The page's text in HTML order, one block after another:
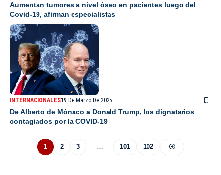
Aumentan tumores a nivel óseo en pacientes luego del
Covid-19, afirman especialistas
INTERNACIONALES19 De Marzo De 2025
De Alberto de Mónaco a Donald Trump, los dignatarios
contagiados por la COVID-19
1 2 3 … 101 102